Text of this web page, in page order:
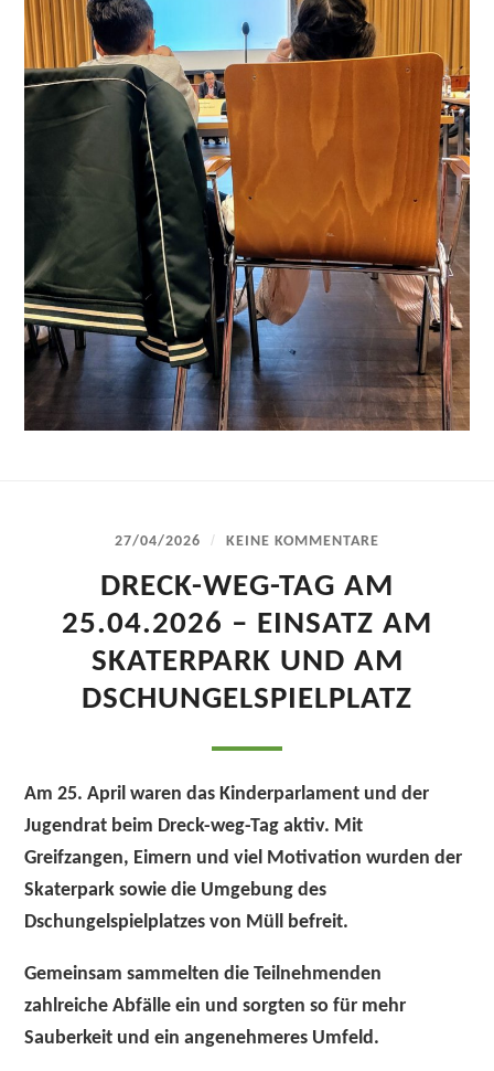
27/04/2026 / KEINE KOMMENTARE
DRECK-WEG-TAG AM
25.04.2026 – EINSATZ AM
SKATERPARK UND AM
DSCHUNGELSPIELPLATZ
Am 25. April waren das Kinderparlament und der
Jugendrat beim Dreck-weg-Tag aktiv. Mit
Greifzangen, Eimern und viel Motivation wurden der
Skaterpark sowie die Umgebung des
Dschungelspielplatzes von Müll befreit.
Gemeinsam sammelten die Teilnehmenden
zahlreiche Abfälle ein und sorgten so für mehr
Sauberkeit und ein angenehmeres Umfeld.